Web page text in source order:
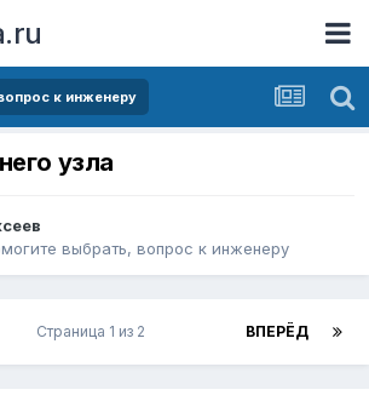
к инженеру
узла
выбрать, вопрос к инженеру
ВПЕРЁД
Страница 1 из 2